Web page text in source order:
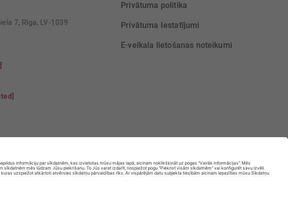
7, Rīga, LV-1039
Privātuma politika
Privātuma Iestatījumi
E-veikala lietošanas noteikumi